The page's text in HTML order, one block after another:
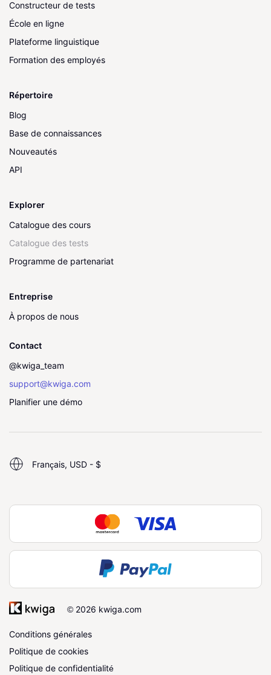
Constructeur de tests
École en ligne
Plateforme linguistique
Formation des employés
Répertoire
Blog
Base de connaissances
Nouveautés
API
Explorer
Catalogue des cours
Catalogue des tests
Programme de partenariat
Entreprise
À propos de nous
Contact
@kwiga_team
support@kwiga.com
Planifier une démo
Français, USD - $
© 2026 kwiga.com
Conditions générales
Politique de cookies
Politique de confidentialité